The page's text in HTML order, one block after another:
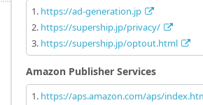
https://ad-generation.jp
https://supership.jp/privacy/
https://supership.jp/optout.html
Amazon Publisher Services
https://aps.amazon.com/aps/